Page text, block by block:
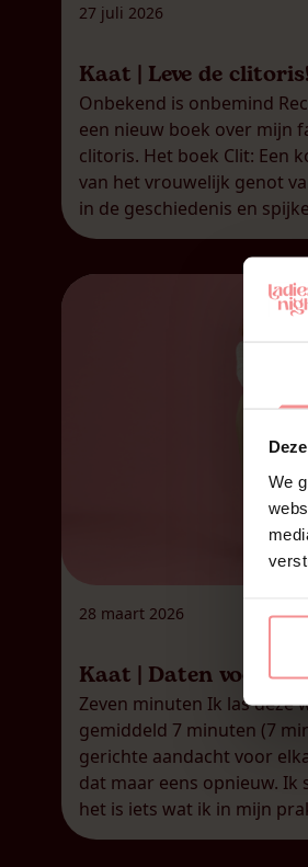
We
27 juli 2026
Kaat | Leve de
Onbekend is onbemind
een nieuw boek over mijn
clitoris. Het boek Clit: Een
van het vrouwelijk genot
in de geschiedenis en
de clitoris duchtig bij. Dat
nodig, want voor veel
28 maart 2026
Kaat | Daten voor
Zeven minuten Ik las deze
gemiddeld 7 minuten (7
gerichte aandacht voor
dat maar eens opnieuw. Ik
het is iets wat ik in mijn
zie: koppels die een